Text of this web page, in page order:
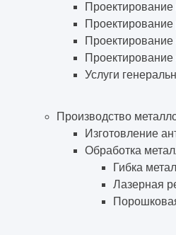
Проектирование
Проектирование
Услуги
Производство
Изготовление
Обработка
Гибка
Лазерная